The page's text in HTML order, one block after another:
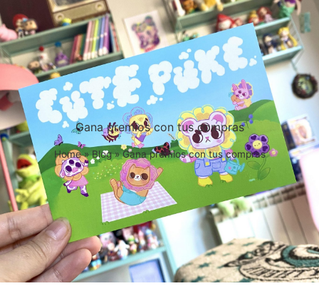
Gana premios con tus compras
Home»Blog»Gana premios con tus compras